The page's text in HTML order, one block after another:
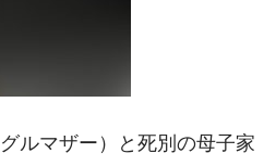
ルマザー）と死別の母子家